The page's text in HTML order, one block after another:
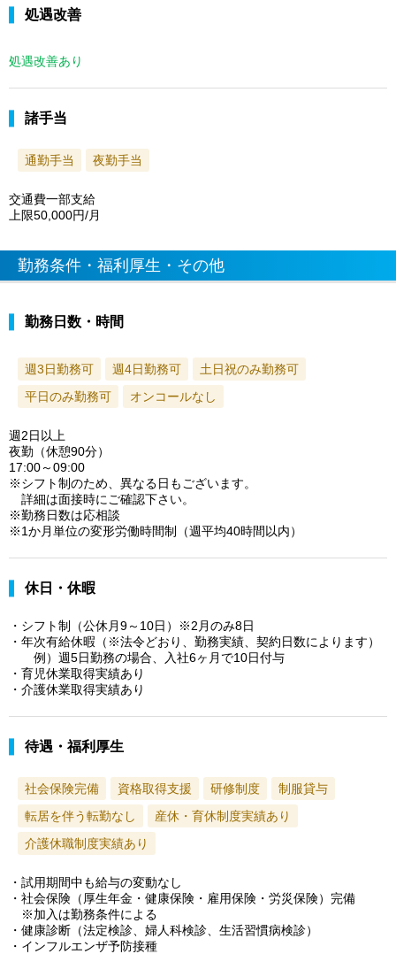
処遇改善
処遇改善あり
諸手当
通勤手当 夜勤手当
交通費一部支給
上限50,000円/月
勤務条件・福利厚生・その他
勤務日数・時間
週3日勤務可 週4日勤務可
土日祝のみ勤務可
平日のみ勤務可
オンコールなし
週2日以上
夜勤（休憩90分）
17:00～09:00
※シフト制のため、異なる日もございます。
詳細は面接時にご確認下さい。
※勤務日数は応相談
※1か月単位の変形労働時間制（週平均40時間以内）
休日・休暇
・シフト制（公休月9～10日）※2月のみ8日
・年次有給休暇（※法令どおり、勤務実績、契約日数によります）
例）週5日勤務の場合、入社6ヶ月で10日付与
・育児休業取得実績あり
・介護休業取得実績あり
待遇・福利厚生
社会保険完備 資格取得支援 研修制度
制服貸与
転居を伴う転勤なし
産休・育休制度実績あり
介護休職制度実績あり
・試用期間中も給与の変動なし
・社会保険（厚生年金・健康保険・雇用保険・労災保険）完備
※加入は勤務条件による
・健康診断（法定検診、婦人科検診、生活習慣病検診）
・インフルエンザ予防接種